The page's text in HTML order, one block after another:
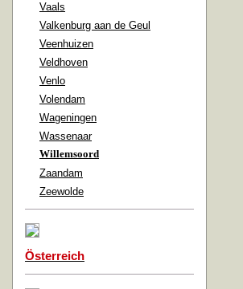
Vaals
Valkenburg aan de Geul
Veenhuizen
Veldhoven
Venlo
Volendam
Wageningen
Wassenaar
Willemsoord
Zaandam
Zeewolde
Österreich